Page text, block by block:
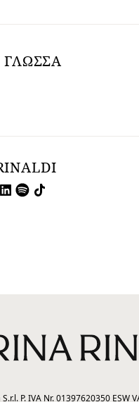
ΓΛΏΣΣΑ
P. IVA Nr. 01397620350 ESW